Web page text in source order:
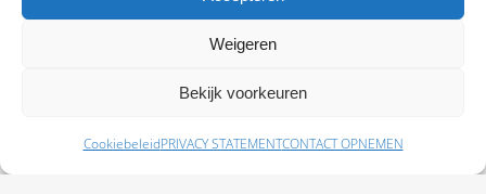
Weigeren
Bekijk voorkeuren
CookiebeleidPRIVACY STATEMENTCONTACT OPNEMEN
Schade melden Afspraak maken Polissen